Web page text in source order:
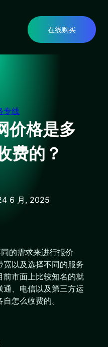
在线购买
专线
价格是多
费的？
6 月, 2025
的需求来进行报价
以及选择不同的服务
前市面上比较知名的就
、电信以及第三方运
怎么收费的。